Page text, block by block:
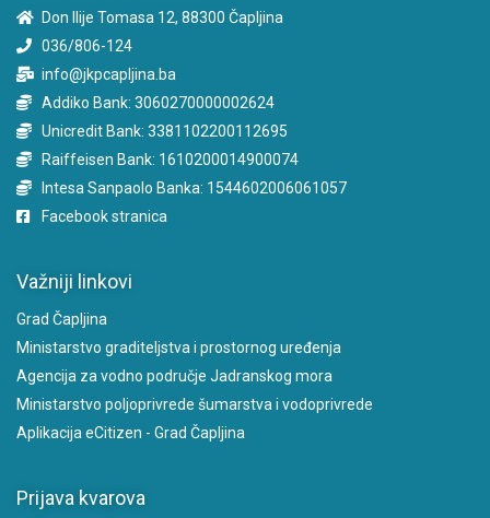
Don Ilije Tomasa 12, 88300 Čapljina
036/806-124
info@jkpcapljina.ba
Addiko Bank: 3060270000002624
Unicredit Bank: 3381102200112695
Raiffeisen Bank: 1610200014900074
Intesa Sanpaolo Banka: 1544602006061057
Facebook stranica
Važniji linkovi
Grad Čapljina
Ministarstvo graditeljstva i prostornog uređenja
Agencija za vodno područje Jadranskog mora
Ministarstvo poljoprivrede šumarstva i vodoprivrede
Aplikacija eCitizen - Grad Čapljina
Prijava kvarova